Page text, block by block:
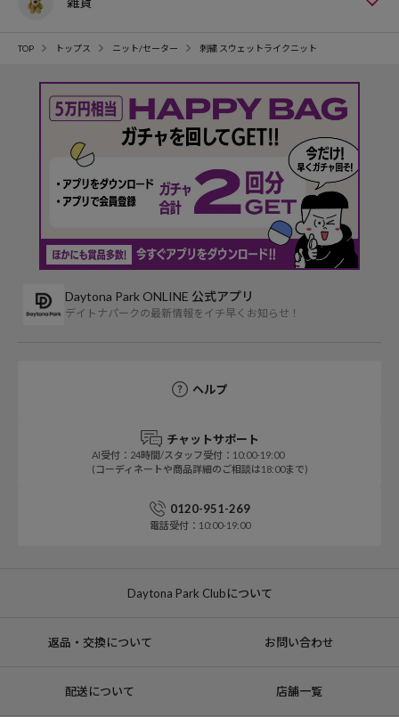
TOP トップス ニット/セーター 刺繍 スウェットライクニット
Daytona Park ONLINE 公式アプリ
デイトナパークの最新情報をイチ早くお知らせ！
ヘルプ
チャットサポート
AI受付：24時間/スタッフ受付：10:00-19:00
(コーディネートや商品詳細のご相談は18:00まで)
0120-951-269
電話受付：10:00-19:00
Daytona Park Clubについて
返品・交換について お問い合わせ
配送について 店舗一覧